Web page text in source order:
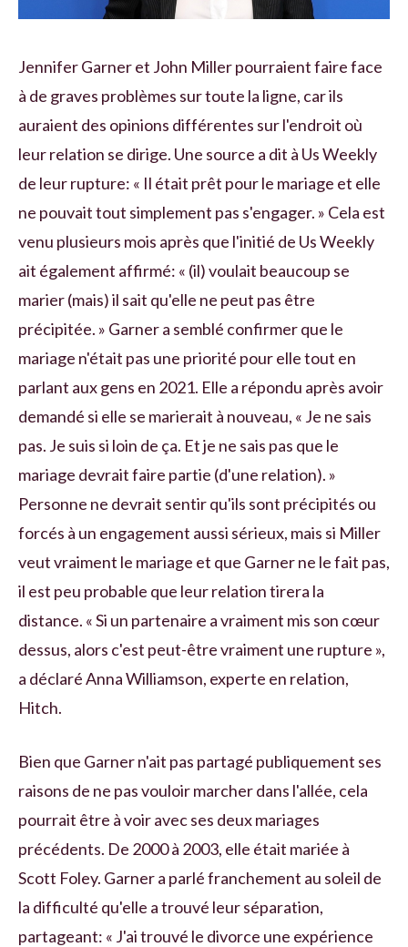
Jennifer Garner et John Miller pourraient faire face
à de graves problèmes sur toute la ligne, car ils
auraient des opinions différentes sur l'endroit où
leur relation se dirige. Une source a dit à Us Weekly
de leur rupture: « Il était prêt pour le mariage et elle
ne pouvait tout simplement pas s'engager. » Cela est
venu plusieurs mois après que l'initié de Us Weekly
ait également affirmé: « (il) voulait beaucoup se
marier (mais) il sait qu'elle ne peut pas être
précipitée. » Garner a semblé confirmer que le
mariage n'était pas une priorité pour elle tout en
parlant aux gens en 2021. Elle a répondu après avoir
demandé si elle se marierait à nouveau, « Je ne sais
pas. Je suis si loin de ça. Et je ne sais pas que le
mariage devrait faire partie (d'une relation). »
Personne ne devrait sentir qu'ils sont précipités ou
forcés à un engagement aussi sérieux, mais si Miller
veut vraiment le mariage et que Garner ne le fait pas,
il est peu probable que leur relation tirera la
distance. « Si un partenaire a vraiment mis son cœur
dessus, alors c'est peut-être vraiment une rupture »,
a déclaré Anna Williamson, experte en relation,
Hitch.
Bien que Garner n'ait pas partagé publiquement ses
raisons de ne pas vouloir marcher dans l'allée, cela
pourrait être à voir avec ses deux mariages
précédents. De 2000 à 2003, elle était mariée à
Scott Foley. Garner a parlé franchement au soleil de
la difficulté qu'elle a trouvé leur séparation,
partageant: « J'ai trouvé le divorce une expérience